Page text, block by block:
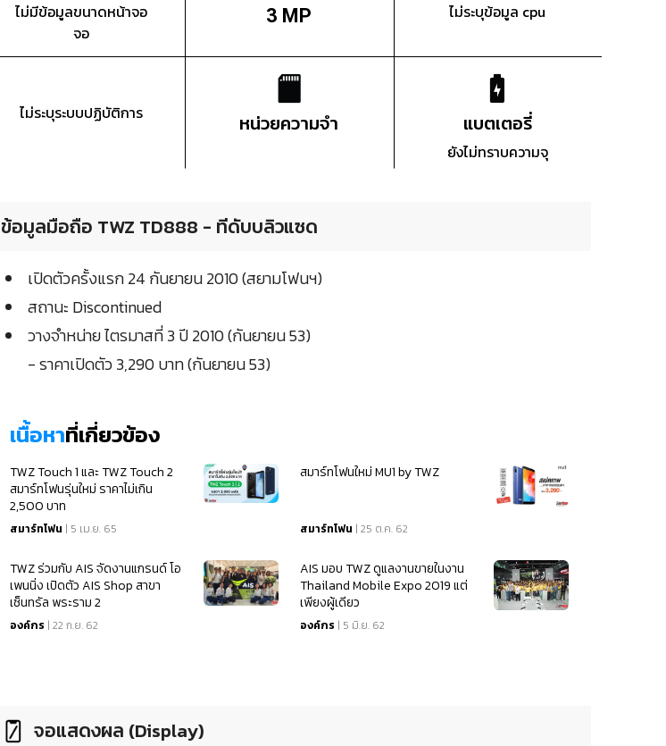
ไม่มีข้อมูลขนาดหน้าจอ
จอ
3 MP ไม่ระบุข้อมูล cpu
ไม่ระบุระบบปฏิบัติการ หน่วยความจำ แบตเตอรี่
ยังไม่ทราบความจุ
ข้อมูลมือถือ TWZ TD888 - ทีดับบลิวแซด
เปิดตัวครั้งแรก 24 กันยายน 2010 (สยามโฟนฯ)
สถานะ Discontinued
วางจำหน่าย ไตรมาสที่ 3 ปี 2010 (กันยายน 53)
- ราคาเปิดตัว 3,290 บาท (กันยายน 53)
เนื้อหาที่เกี่ยวข้อง
TWZ Touch 1 และ TWZ Touch 2
สมาร์ทโฟนรุ่นใหม่ ราคาไม่เกิน
2,500 บาท
สมาร์ทโฟน | 5 เม.ย. 65
สมาร์ทโฟนใหม่ MU1 by TWZ
สมาร์ทโฟน | 25 ต.ค. 62
TWZ ร่วมกับ AIS จัดงานแกรนด์ โอ
เพนนิ่ง เปิดตัว AIS Shop สาขา
เซ็นทรัล พระราม 2
องค์กร | 22 ก.ย. 62
AIS มอบ TWZ ดูแลงานขายในงาน
Thailand Mobile Expo 2019 แต่
เพียงผู้เดียว
องค์กร | 5 มิ.ย. 62
จอแสดงผล (Display)